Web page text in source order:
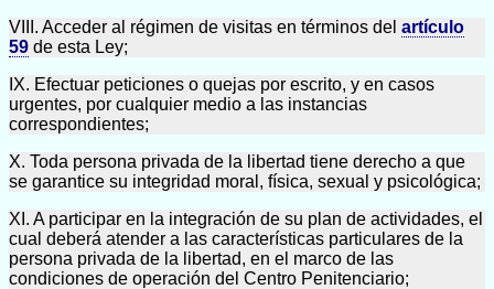
VIII. Acceder al régimen de visitas en términos del artículo
59 de esta Ley;
IX. Efectuar peticiones o quejas por escrito, y en casos
urgentes, por cualquier medio a las instancias
correspondientes;
X. Toda persona privada de la libertad tiene derecho a que
se garantice su integridad moral, física, sexual y psicológica;
XI. A participar en la integración de su plan de actividades, el
cual deberá atender a las características particulares de la
persona privada de la libertad, en el marco de las
condiciones de operación del Centro Penitenciario;